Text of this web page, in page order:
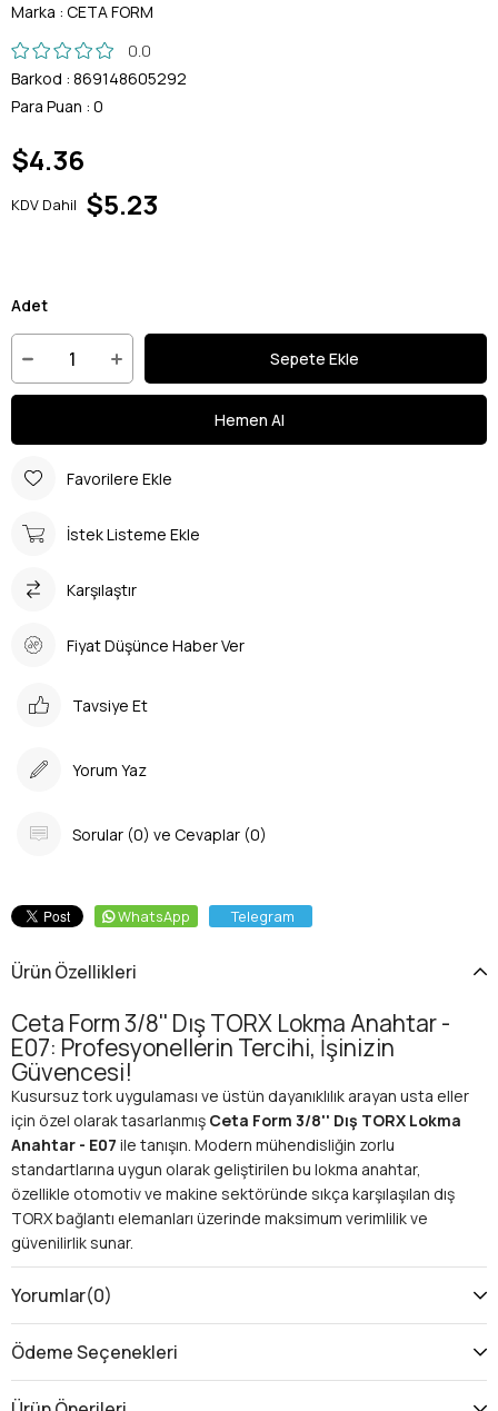
Marka : CETA FORM
0.0
Barkod : 869148605292
Para Puan : 0
$4.36
KDV Dahil $5.23
Adet
Favorilere Ekle
İstek Listeme Ekle
Karşılaştır
Fiyat Düşünce Haber Ver
Tavsiye Et
Yorum Yaz
Sorular (0) ve Cevaplar (0)
WhatsApp Telegram
Ürün Özellikleri
Ceta Form 3/8'' Dış TORX Lokma Anahtar -
E07: Profesyonellerin Tercihi, İşinizin
Güvencesi!
Kusursuz tork uygulaması ve üstün dayanıklılık arayan usta eller
için özel olarak tasarlanmış Ceta Form 3/8'' Dış TORX Lokma
Anahtar - E07 ile tanışın. Modern mühendisliğin zorlu
standartlarına uygun olarak geliştirilen bu lokma anahtar,
özellikle otomotiv ve makine sektöründe sıkça karşılaşılan dış
TORX bağlantı elemanları üzerinde maksimum verimlilik ve
güvenilirlik sunar.
Dış TORX Bağlantılarında Mükemmel
Çözüm ve Zorlu Görevlerde Üstün
Performans
Günümüz araçlarında ve makinelerinde altıgen başlı cıvataların
yerini giderek daha fazla alan
Yorumlar(0)
Ödeme Seçenekleri